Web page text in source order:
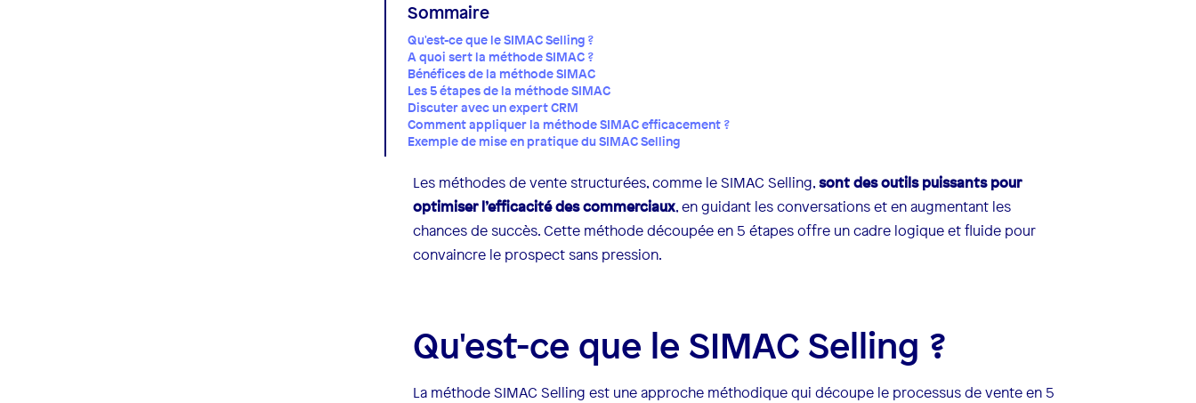
Sommaire
Qu'est-ce que le SIMAC Selling ?
A quoi sert la méthode SIMAC ?
Bénéfices de la méthode SIMAC
Les 5 étapes de la méthode SIMAC
Discuter avec un expert CRM
Comment appliquer la méthode SIMAC efficacement ?
Exemple de mise en pratique du SIMAC Selling
Les méthodes de vente structurées, comme le SIMAC Selling,sont des outils puissants pour
optimiser l’efficacité des commerciaux, en guidant les conversations et en augmentant les
chances de succès. Cette méthode découpée en 5 étapes offre un cadre logique et fluide pour
convaincre le prospect sans pression.
Qu'est-ce que le SIMAC Selling ?
La méthode SIMAC Selling est une approche méthodique qui découpe le processus de vente en 5